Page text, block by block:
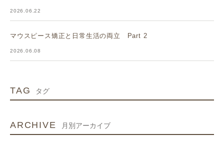
2026.06.22
マウスピース矯正と日常生活の両立 Part 2
2026.06.08
TAG タグ
ARCHIVE 月別アーカイブ